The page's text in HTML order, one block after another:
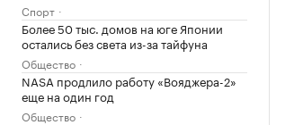
Спорт
Более 50 тыс. домов на юге Японии
остались без света из-за тайфуна
Общество
NASA продлило работу «Вояджера-2»
еще на один год
Общество